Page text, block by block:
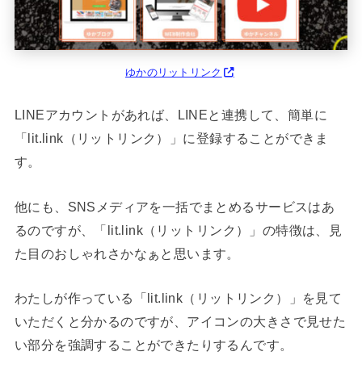
ゆかのリットリンク
LINEアカウントがあれば、LINEと連携して、簡単に
「lit.link（リットリンク）」に登録することができま
す。
他にも、SNSメディアを一括でまとめるサービスはあ
るのですが、「lit.link（リットリンク）」の特徴は、見
た目のおしゃれさかなぁと思います。
わたしが作っている「lit.link（リットリンク）」を見て
いただくと分かるのですが、アイコンの大きさで見せた
い部分を強調することができたりするんです。